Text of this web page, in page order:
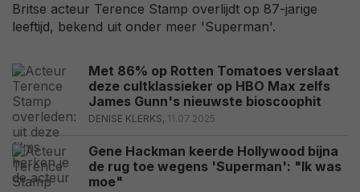
Britse acteur Terence Stamp overlijdt op 87-jarige
leeftijd, bekend uit onder meer 'Superman'.
Met 86% op Rotten Tomatoes verslaat
deze cultklassieker op HBO Max zelfs
James Gunn's nieuwste bioscoophit
DENISE KLERKS, 11.07.2025
Gene Hackman keerde Hollywood bijna
de rug toe wegens 'Superman': "Ik was
moe"